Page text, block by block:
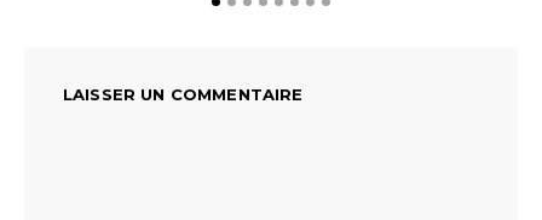
LAISSER UN COMMENTAIRE